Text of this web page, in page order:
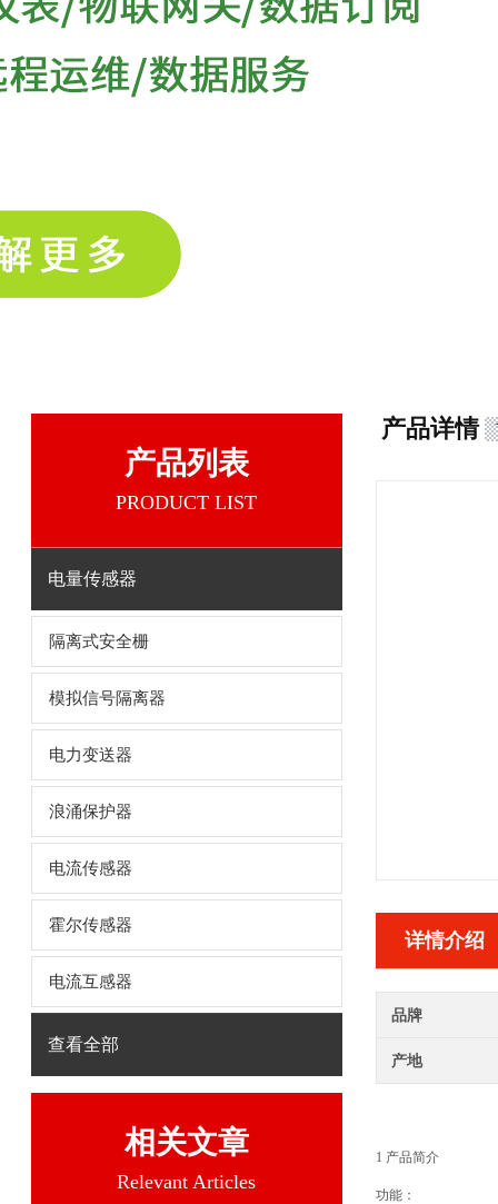
产品列表
PRODUCT LIST
电量传感器
隔离式安全栅
模拟信号隔离器
电力变送器
浪涌保护器
电流传感器
霍尔传感器
电流互感器
查看全部
相关文章
Relevant Articles
产品详情
详情介绍
品牌
产地
1 产品简介
功能：